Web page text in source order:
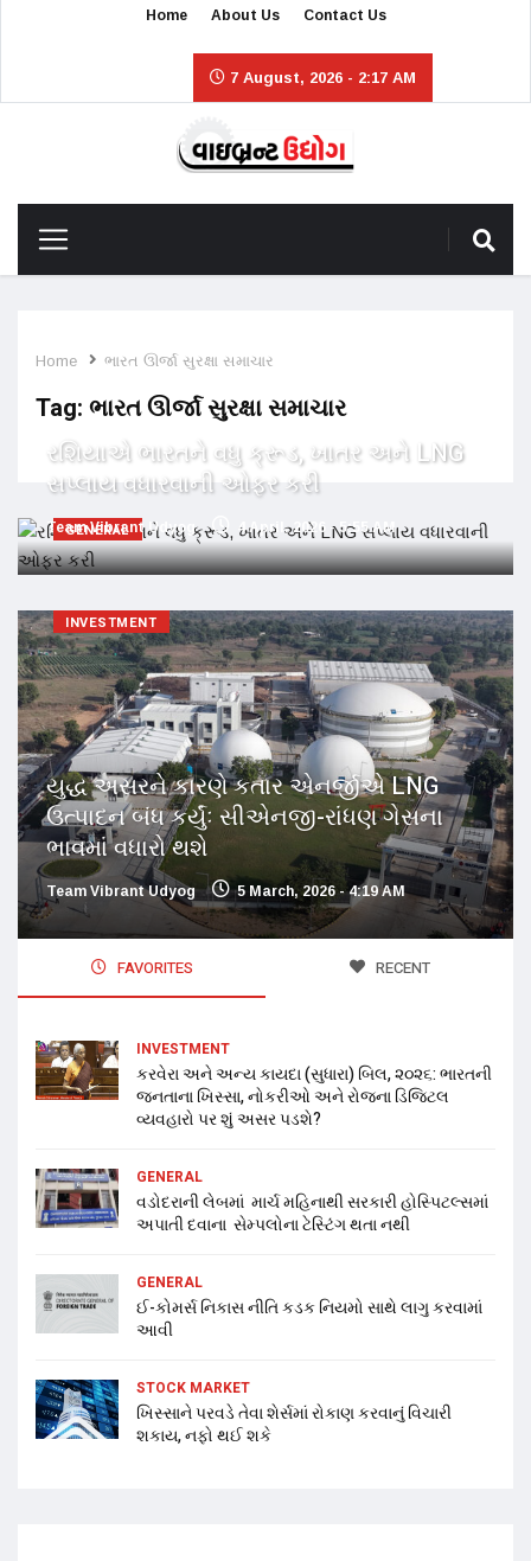
Home About Us Contact Us
7 August, 2026 - 2:17 AM
Home ભારત ઊર્જા સુરક્ષા સમાચાર
Tag: ભારત ઊર્જા સુરક્ષા સમાચાર
GENERAL
રશિયાએ ભારતને વધુ ક્રૂડ, ખાતર અને LNG
સપ્લાય વધારવાની ઓફર કરી
Team Vibrant Udyog 4 April, 2026 - 5:55 AM
INVESTMENT
યુદ્ધ અસરને કારણે કતાર એનર્જીએ LNG
ઉત્પાદન બંધ કર્યુંઃ સીએનજી-રાંધણ ગેસના
ભાવમાં વધારો થશે
Team Vibrant Udyog 5 March, 2026 - 4:19 AM
FAVORITES RECENT
INVESTMENT
કરવેરા અને અન્ય કાયદા (સુધારા) બિલ, ૨૦૨૬: ભારતની
જનતાના ખિસ્સા, નોકરીઓ અને રોજના ડિજિટલ
વ્યવહારો પર શું અસર પડશે?
GENERAL
વડોદરાની લેબમાં માર્ચ મહિનાથી સરકારી હોસ્પિટલ્સમાં
અપાતી દવાના સેમ્પલોના ટેસ્ટિંગ થતા નથી
GENERAL
ઈ-કોમર્સ નિકાસ નીતિ કડક નિયમો સાથે લાગુ કરવામાં
આવી
STOCK MARKET
ખિસ્સાને પરવડે તેવા શેર્સમાં રોકાણ કરવાનું વિચારી
શકાય, નફો થઈ શકે